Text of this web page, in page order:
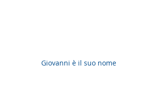
Giovanni è il suo nome